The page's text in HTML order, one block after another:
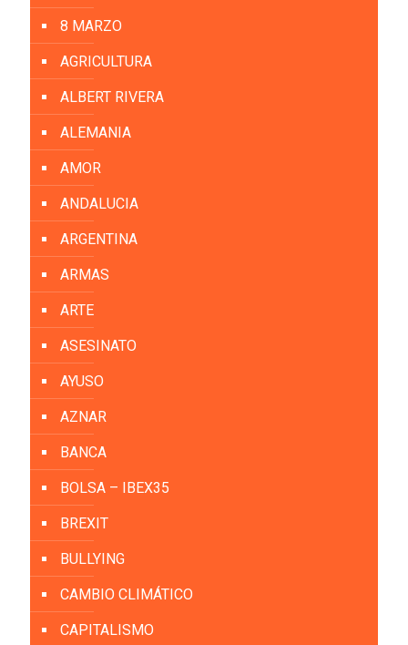
8 MARZO
AGRICULTURA
ALBERT RIVERA
ALEMANIA
AMOR
ANDALUCIA
ARGENTINA
ARMAS
ARTE
ASESINATO
AYUSO
AZNAR
BANCA
BOLSA – IBEX35
BREXIT
BULLYING
CAMBIO CLIMÁTICO
CAPITALISMO